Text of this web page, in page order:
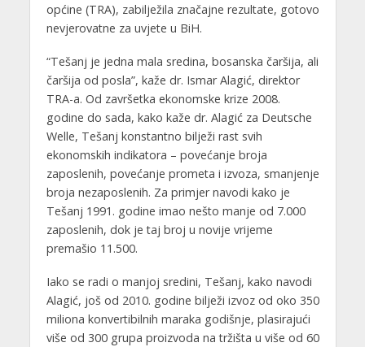
općine (TRA), zabilježila značajne rezultate, gotovo
nevjerovatne za uvjete u BiH.
“Tešanj je jedna mala sredina, bosanska čaršija, ali
čaršija od posla”, kaže dr. Ismar Alagić, direktor
TRA-a. Od završetka ekonomske krize 2008.
godine do sada, kako kaže dr. Alagić za Deutsche
Welle, Tešanj konstantno bilježi rast svih
ekonomskih indikatora – povećanje broja
zaposlenih, povećanje prometa i izvoza, smanjenje
broja nezaposlenih. Za primjer navodi kako je
Tešanj 1991. godine imao nešto manje od 7.000
zaposlenih, dok je taj broj u novije vrijeme
premašio 11.500.
Iako se radi o manjoj sredini, Tešanj, kako navodi
Alagić, još od 2010. godine bilježi izvoz od oko 350
miliona konvertibilnih maraka godišnje, plasirajući
više od 300 grupa proizvoda na tržišta u više od 60